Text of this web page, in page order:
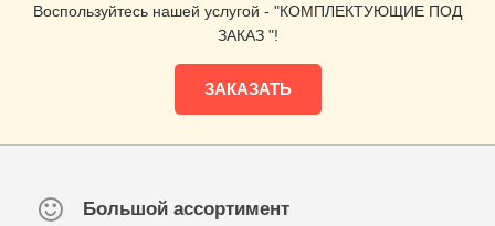
Воспользуйтесь нашей услугой - "КОМПЛЕКТУЮЩИЕ ПОД
ЗАКАЗ "!
ЗАКАЗАТЬ
Большой ассортимент